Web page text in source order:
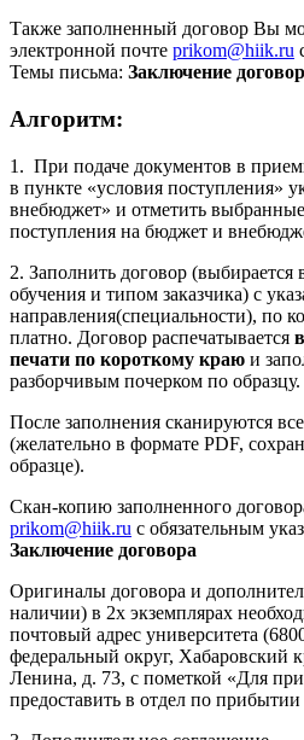
Также заполненный договор Вы
электронной почте prikom@hiik.ru
Темы письма: Заключение
Алгоритм:
1. При подаче документов в
в пункте «условия поступления»
внебюджет» и отметить
поступления на бюджет и
2. Заполнить договор (выбирается
обучения и типом заказчика) с
направления(специальности), по
платно. Договор распечатывается
печати по короткому краю и
разборчивым почерком по образцу.
После заполнения сканируются
(желательно в формате PDF,
образце).
Скан-копию заполненного
prikom@hiik.ru с обязательным
Заключение договора
Оригиналы договора и
наличии) в 2х экземплярах
почтовый адрес университета
федеральный округ, Хабаровский
Ленина, д. 73, с пометкой «Для
предоставить в отдел по прибытии